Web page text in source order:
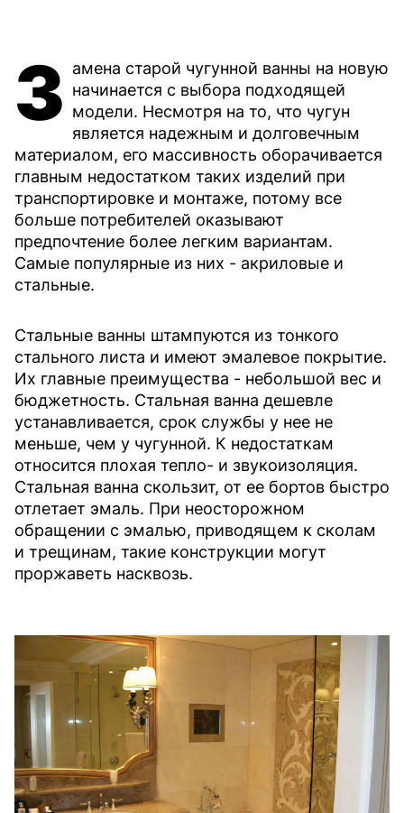
З амена старой чугунной ванны на новую
начинается с выбора подходящей
модели. Несмотря на то, что чугун
является надежным и долговечным
материалом, его массивность оборачивается
главным недостатком таких изделий при
транспортировке и монтаже, потому все
больше потребителей оказывают
предпочтение более легким вариантам.
Самые популярные из них - акриловые и
стальные.
Стальные ванны штампуются из тонкого
стального листа и имеют эмалевое покрытие.
Их главные преимущества - небольшой вес и
бюджетность. Стальная ванна дешевле
устанавливается, срок службы у нее не
меньше, чем у чугунной. К недостаткам
относится плохая тепло- и звукоизоляция.
Стальная ванна скользит, от ее бортов быстро
отлетает эмаль. При неосторожном
обращении с эмалью, приводящем к сколам
и трещинам, такие конструкции могут
проржаветь насквозь.